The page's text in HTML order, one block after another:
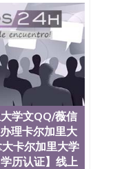
外编号查询QQ
网上购买真
微信
州立大学
史悠久的大
所位于加利
元化学术氛
界各地的成
响力的高等教
教学排名中表
在学生大三和
(CSU), 圣何
于附近的旧
学文QQ/薇信
理卡尔加里大
卡尔加里大学
历认证】线上